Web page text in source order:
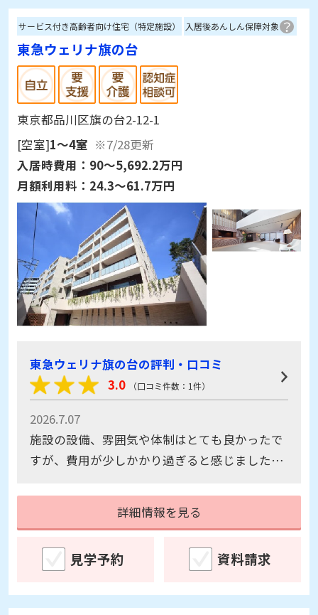
サービス付き高齢者向け住宅（特定施設） 入居後あんしん保障対象
東急ウェリナ旗の台
東京都品川区旗の台2-12-1
[空室]1～4室 ※7/28更新
入居時費用： 90～5,692.2万円
月額利用料： 24.3～61.7万円
東急ウェリナ旗の台の評判・口コミ
3.0
（口コミ件数：1件）
2026.7.07
施設の設備、雰囲気や体制はとても良かったで
すが、費用が少しかかり過ぎると感じました。
要はないのでは？同じグレードで、駅からアク
セスが良くない場所で、その分金額が抑えられ
詳細情報を見る
見学予約 資料請求